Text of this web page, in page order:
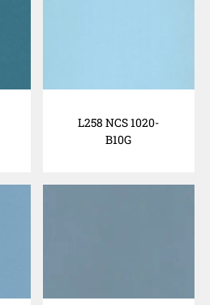
L258 NCS 1020-
B10G